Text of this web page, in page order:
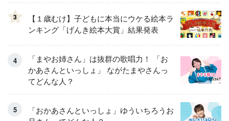
3
【１歳むけ】子どもに本当にウケる絵本ラ
ンキング「げんき絵本大賞」結果発表
「まやお姉さん」は抜群の歌唱力！ 「お
かあさんといっしょ」 ながたまやさんっ
てどんな人？
「おかあさんといっしょ」ゆういちろうお